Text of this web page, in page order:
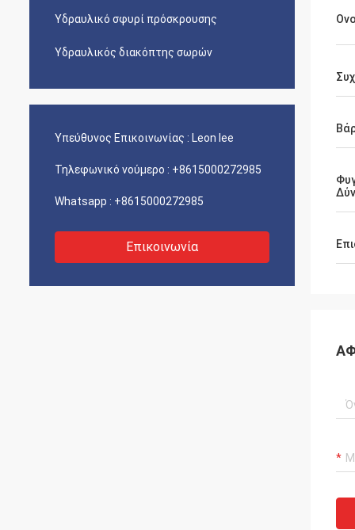
Υδραυλικό σφυρί πρόσκρουσης
Υδραυλικός διακόπτης σωρών
Υπεύθυνος Επικοινωνίας : Leon lee
Τηλεφωνικό νούμερο : +8615000272985
Whatsapp : +8615000272985
Επικοινωνία